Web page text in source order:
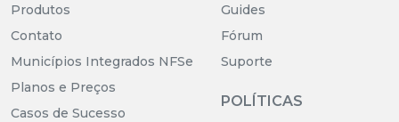
Produtos
Contato
Municípios Integrados NFSe
Planos e Preços
Casos de Sucesso
Guides
Fórum
Suporte
POLÍTICAS